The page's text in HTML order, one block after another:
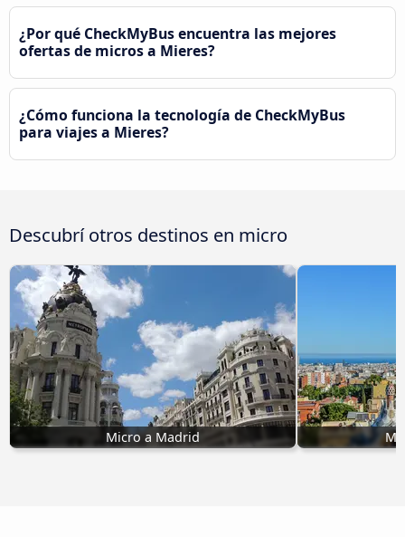
¿Por qué CheckMyBus encuentra las mejores
ofertas de micros a Mieres?
¿Cómo funciona la tecnología de CheckMyBus
para viajes a Mieres?
Descubrí otros destinos en micro
Micro a Madrid